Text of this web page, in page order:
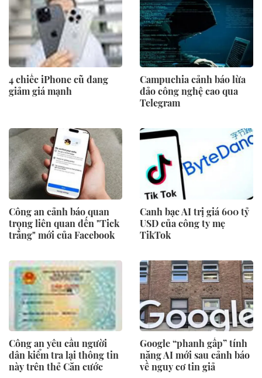
hàng
4 chiếc iPhone cũ đang
giảm giá mạnh
Campuchia cảnh báo lừa
đảo công nghệ cao qua
Telegram
Công an cảnh báo quan
trọng liên quan đến "Tick
trắng" mới của Facebook
Canh bạc AI trị giá 600 tỷ
USD của công ty mẹ
TikTok
Công an yêu cầu người
dân kiểm tra lại thông tin
này trên thẻ Căn cước
Google “phanh gấp” tính
năng AI mới sau cảnh báo
về nguy cơ tin giả